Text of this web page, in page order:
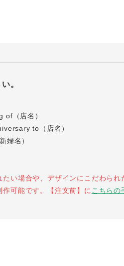
。
（店名）
to（店名）
婦名）
い場合や、デザインにこだわられ
可能です。【注文前】に こちらの